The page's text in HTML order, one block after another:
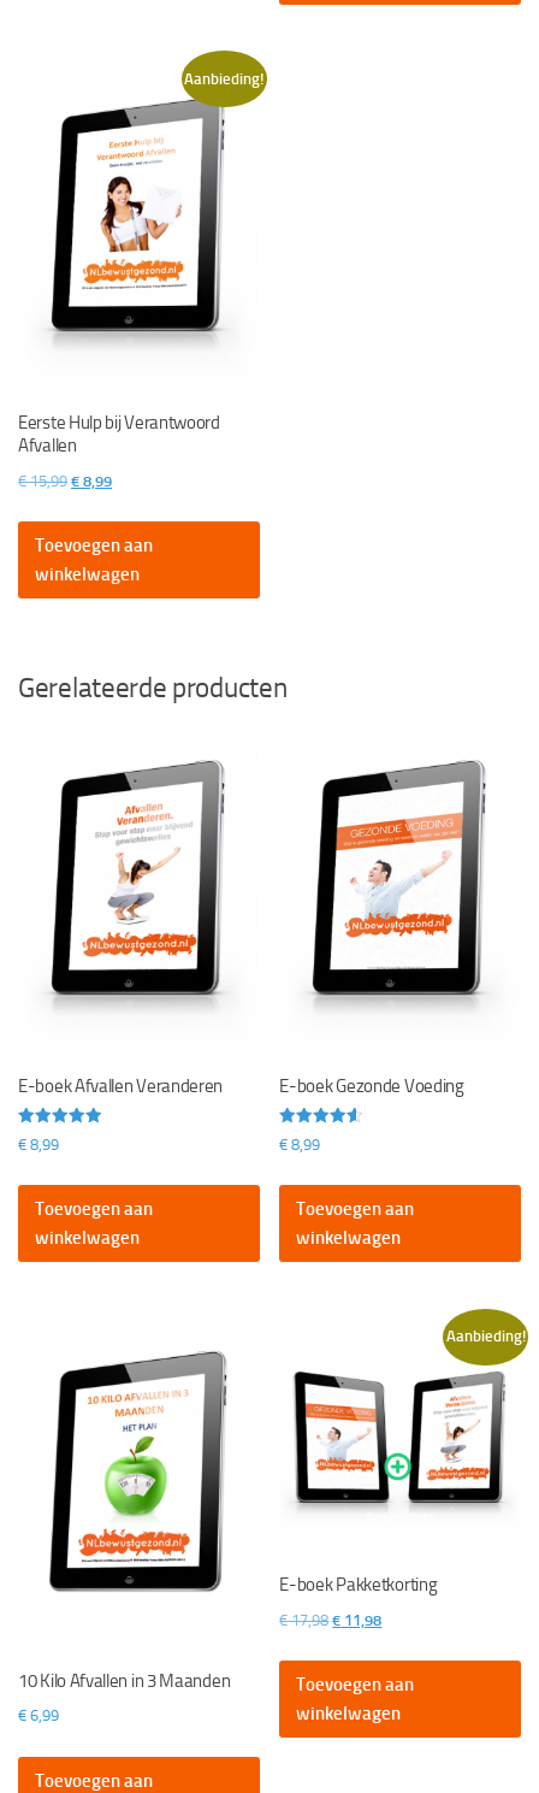
Aanbieding!
Eerste Hulp bij Verantwoord
Afvallen
€15,99 Oorspronkelijke
€ 15,99.
€ 8,99Huidige
Toevoegen aan
winkelwagen
Gerelateerde producten
E-boek Afvallen Veranderen
Gewaardeerd
5.00
€ 8,99
Toevoegen aan
winkelwagen
E-boek Gezonde Voeding
Gewaardeerd
4.60
€ 8,99
Toevoegen aan
winkelwagen
10 Kilo Afvallen in 3 Maanden
€ 6,99
Toevoegen aan
Aanbieding!
E-boek Pakketkorting
€17,98Oorspronkelijke
€ 17,98.
€ 11,98Huidige
Toevoegen aan
winkelwagen